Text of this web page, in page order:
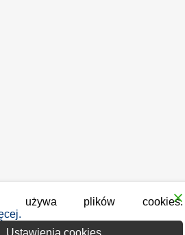
używa plików cookies.
Ustawienia cookies